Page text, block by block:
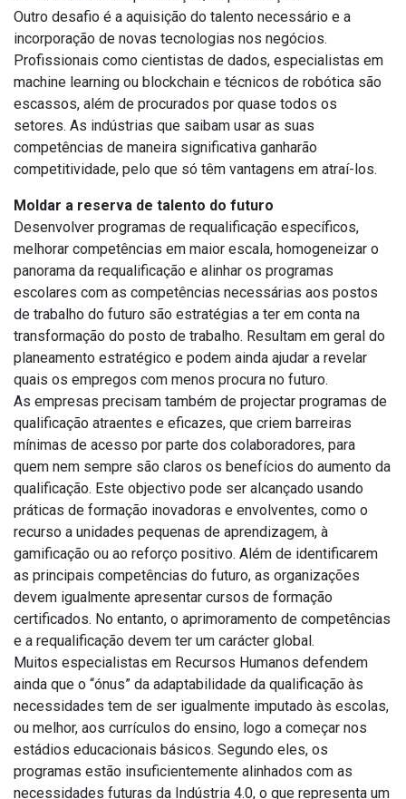
Outro desafio é a aquisição do talento necessário e a
incorporação de novas tecnologias nos negócios.
Profissionais como cientistas de dados, especialistas em
machine learning ou blockchain e técnicos de robótica são
escassos, além de procurados por quase todos os
setores. As indústrias que saibam usar as suas
competências de maneira significativa ganharão
competitividade, pelo que só têm vantagens em atraí-los.
Moldar a reserva de talento do futuro
Desenvolver programas de requalificação específicos,
melhorar competências em maior escala, homogeneizar o
panorama da requalificação e alinhar os programas
escolares com as competências necessárias aos postos
de trabalho do futuro são estratégias a ter em conta na
transformação do posto de trabalho. Resultam em geral do
planeamento estratégico e podem ainda ajudar a revelar
quais os empregos com menos procura no futuro.
As empresas precisam também de projectar programas de
qualificação atraentes e eficazes, que criem barreiras
mínimas de acesso por parte dos colaboradores, para
quem nem sempre são claros os benefícios do aumento da
qualificação. Este objectivo pode ser alcançado usando
práticas de formação inovadoras e envolventes, como o
recurso a unidades pequenas de aprendizagem, à
gamificação ou ao reforço positivo. Além de identificarem
as principais competências do futuro, as organizações
devem igualmente apresentar cursos de formação
certificados. No entanto, o aprimoramento de competências
e a requalificação devem ter um carácter global.
Muitos especialistas em Recursos Humanos defendem
ainda que o “ónus” da adaptabilidade da qualificação às
necessidades tem de ser igualmente imputado às escolas,
ou melhor, aos currículos do ensino, logo a começar nos
estádios educacionais básicos. Segundo eles, os
programas estão insuficientemente alinhados com as
necessidades futuras da Indústria 4.0, o que representa um